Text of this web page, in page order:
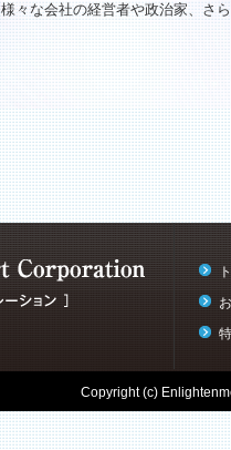
様々な会社の経営者や政治家、さ
Copyright (c)